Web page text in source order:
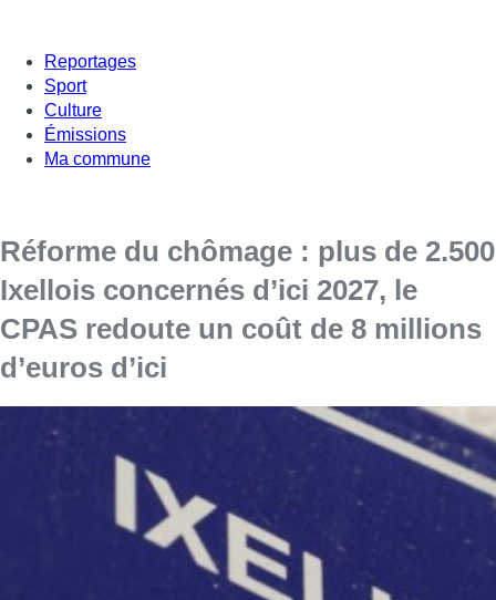
Reportages
Sport
Culture
Émissions
Ma commune
Réforme du chômage : plus de 2.500
Ixellois concernés d’ici 2027, le
CPAS redoute un coût de 8 millions
d’euros d’ici